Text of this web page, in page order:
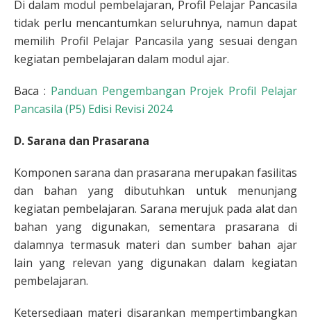
Di dalam modul pembelajaran, Profil Pelajar Pancasila
tidak perlu mencantumkan seluruhnya, namun dapat
memilih Profil Pelajar Pancasila yang sesuai dengan
kegiatan pembelajaran dalam modul ajar.
Baca : Panduan Pengembangan Projek Profil Pelajar
Pancasila (P5) Edisi Revisi 2024
D. Sarana dan Prasarana
Komponen sarana dan prasarana merupakan fasilitas
dan bahan yang dibutuhkan untuk menunjang
kegiatan pembelajaran. Sarana merujuk pada alat dan
bahan yang digunakan, sementara prasarana di
dalamnya termasuk materi dan sumber bahan ajar
lain yang relevan yang digunakan dalam kegiatan
pembelajaran.
Ketersediaan materi disarankan mempertimbangkan